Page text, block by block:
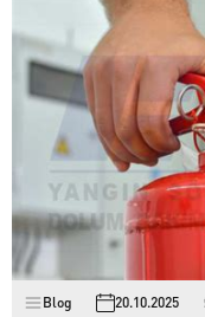
Blog 20.10.2025